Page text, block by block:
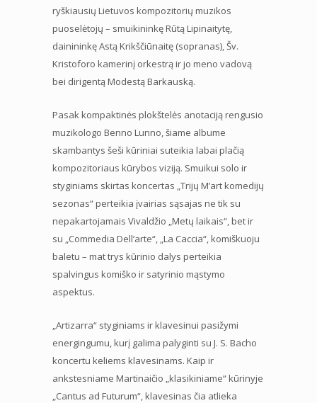
ryškiausių Lietuvos kompozitorių muzikos
puoselėtojų – smuikininkę Rūtą Lipinaitytę,
dainininkę Astą Krikščiūnaitę (sopranas), Šv.
Kristoforo kamerinį orkestrą ir jo meno vadovą
bei dirigentą Modestą Barkauską.
Pasak kompaktinės plokštelės anotaciją rengusio
muzikologo Benno Lunno, šiame albume
skambantys šeši kūriniai suteikia labai plačią
kompozitoriaus kūrybos viziją. Smuikui solo ir
styginiams skirtas koncertas „Trijų M’art komedijų
sezonas“ perteikia įvairias sąsajas ne tik su
nepakartojamais Vivaldžio „Metų laikais“, bet ir
su „Commedia Dell’arte“, „La Caccia“, komiškuoju
baletu – mat trys kūrinio dalys perteikia
spalvingus komiško ir satyrinio mąstymo
aspektus.
„Artizarra“ styginiams ir klavesinui pasižymi
energingumu, kurį galima palyginti su J. S. Bacho
koncertu keliems klavesinams. Kaip ir
ankstesniame Martinaičio „klasikiniame“ kūrinyje
„Cantus ad Futurum“, klavesinas čia atlieka